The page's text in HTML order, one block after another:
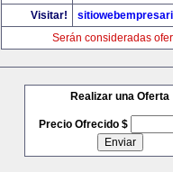
Visitar!
Serán consideradas
Realizar una Oferta
Precio Ofrecido $